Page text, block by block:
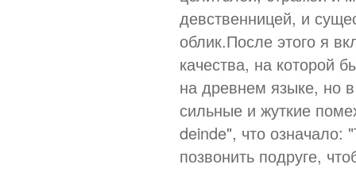
девственницей, и
облик.После этого я
качества, на которой
на древнем языке, но
сильные и жуткие
deinde", что
позвонить подруге,